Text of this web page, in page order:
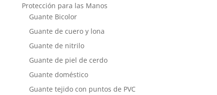
Protección para las Manos
Guante Bicolor
Guante de cuero y lona
Guante de nitrilo
Guante de piel de cerdo
Guante doméstico
Guante tejido con puntos de PVC